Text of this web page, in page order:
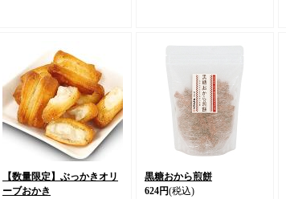
【数量限定】ぶっかきオリ
ーブおかき
黒糖おから煎餅
624円(税込)